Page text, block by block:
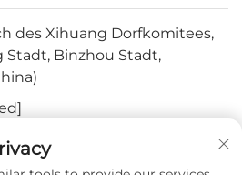
des Xihuang Dorfkomitees,
Stadt, Binzhou Stadt,